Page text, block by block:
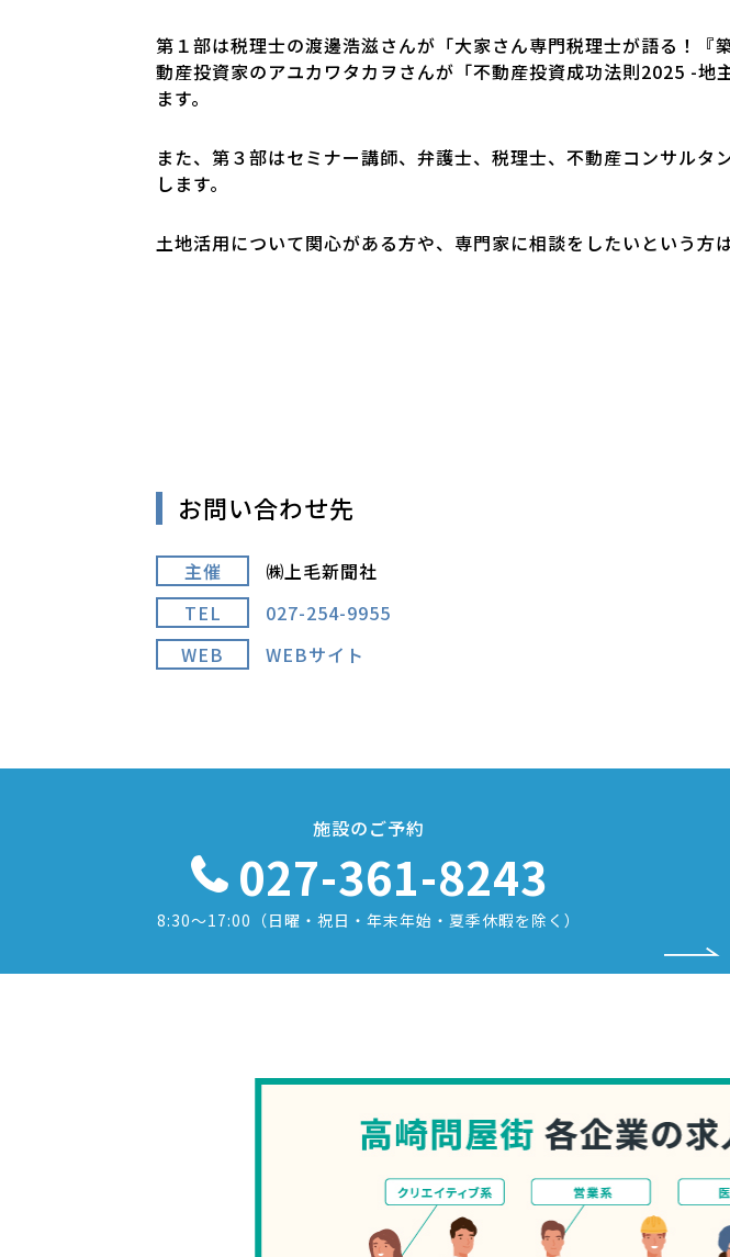
第１部は税理士の渡邊浩滋さんが「大家さん専門税理士が語る！
動産投資家のアユカワタカヲさんが「不動産投資成功法則2025 -
ます。
また、第３部はセミナー講師、弁護士、税理士、不動産コンサル
します。
土地活用について関心がある方や、専門家に相談をしたいという方
お問い合わせ先
主催
㈱上毛新聞社
TEL
027-254-9955
WEB
WEBサイト
施設のご予約
027-361-8243
8:30〜17:00 （日曜・祝日・年末年始・夏季休暇を除く）